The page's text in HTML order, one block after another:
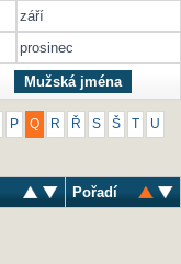
září
prosinec
Mužská jména
P Q R Ř S Š U
Pořadí